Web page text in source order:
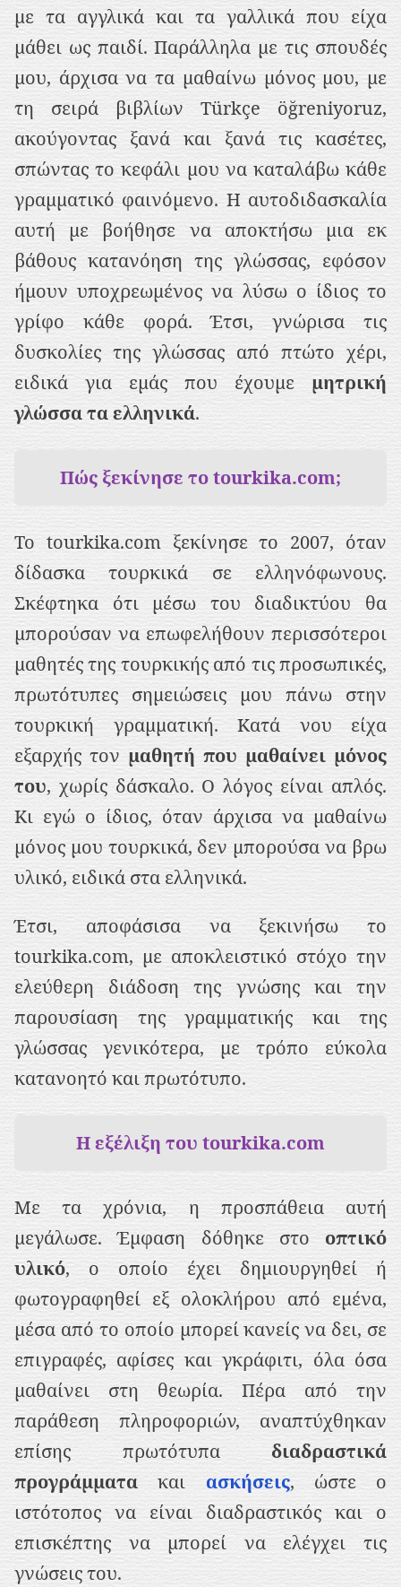
με τα αγγλικά και τα γαλλικά που είχα
μάθει ως παιδί. Παράλληλα με τις σπουδές
μου, άρχισα να τα μαθαίνω μόνος μου, με
τη σειρά βιβλίων Türkçe öğreniyoruz,
ακούγοντας ξανά και ξανά τις κασέτες,
σπώντας το κεφάλι μου να καταλάβω κάθε
γραμματικό φαινόμενο. Η αυτοδιδασκαλία
αυτή με βοήθησε να αποκτήσω μια εκ
βάθους κατανόηση της γλώσσας, εφόσον
ήμουν υποχρεωμένος να λύσω ο ίδιος το
γρίφο κάθε φορά. Έτσι, γνώρισα τις
δυσκολίες της γλώσσας από πτώτο χέρι,
ειδικά για εμάς που έχουμε μητρική
γλώσσα τα ελληνικά.
Πώς ξεκίνησε το tourkika.com;
Το tourkika.com ξεκίνησε το 2007, όταν
δίδασκα τουρκικά σε ελληνόφωνους.
Σκέφτηκα ότι μέσω του διαδικτύου θα
μπορούσαν να επωφελήθουν περισσότεροι
μαθητές της τουρκικής από τις προσωπικές,
πρωτότυπες σημειώσεις μου πάνω στην
τουρκική γραμματική. Κατά νου είχα
εξαρχής τον μαθητή που μαθαίνει μόνος
του, χωρίς δάσκαλο. Ο λόγος είναι απλός.
Κι εγώ ο ίδιος, όταν άρχισα να μαθαίνω
μόνος μου τουρκικά, δεν μπορούσα να βρω
υλικό, ειδικά στα ελληνικά.
Έτσι, αποφάσισα να ξεκινήσω το
tourkika.com, με αποκλειστικό στόχο την
ελεύθερη διάδοση της γνώσης και την
παρουσίαση της γραμματικής και της
γλώσσας γενικότερα, με τρόπο εύκολα
κατανοητό και πρωτότυπο.
Η εξέλιξη του tourkika.com
Με τα χρόνια, η προσπάθεια αυτή
μεγάλωσε. Έμφαση δόθηκε στο οπτικό
υλικό, ο οποίο έχει δημιουργηθεί ή
φωτογραφηθεί εξ ολοκλήρου από εμένα,
μέσα από το οποίο μπορεί κανείς να δει, σε
επιγραφές, αφίσες και γκράφιτι, όλα όσα
μαθαίνει στη θεωρία. Πέρα από την
παράθεση πληροφοριών, αναπτύχθηκαν
επίσης πρωτότυπα διαδραστικά
προγράμματα και ασκήσεις, ώστε ο
ιστότοπος να είναι διαδραστικός και ο
επισκέπτης να μπορεί να ελέγχει τις
γνώσεις του.